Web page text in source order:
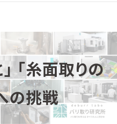
「糸面取りの
の挑戦